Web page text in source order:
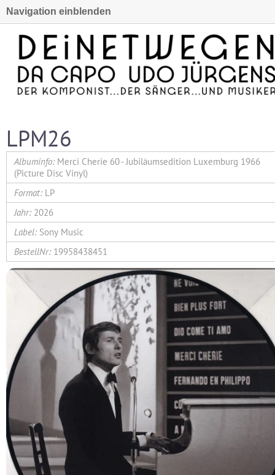
Navigation einblenden
LPM26
Merci Cherie 60 - Jubiläumsedition Luxemburg 1966
(Picture Disc Vinyl)
LP
2026
Sony Music
19958438451